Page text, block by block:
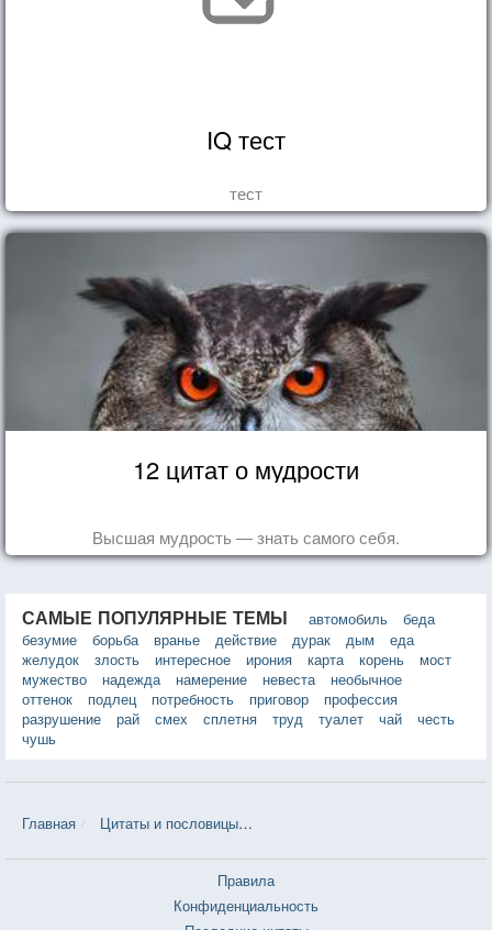
IQ тест
тест
12 цитат о мудрости
Высшая мудрость — знать самого себя.
САМЫЕ ПОПУЛЯРНЫЕ ТЕМЫ автомобиль
беда
безумие
борьба вранье действие дурак дым
еда
желудок
злость интересное ирония карта корень
мост
мужество
надежда намерение невеста
необычное
оттенок
подлец потребность приговор
профессия
разрушение
рай смех сплетня труд туалет чай
честь
чушь
Главная Цитаты и пословицы
Правила
Конфиденциальность